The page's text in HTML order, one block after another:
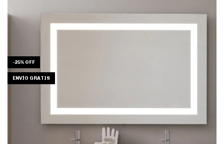
-25% OFF
ENVÍO GRATIS